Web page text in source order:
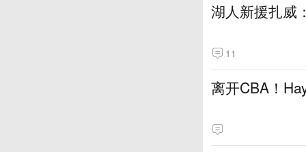
湖人新援扎威
11
离开CBA！